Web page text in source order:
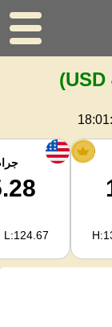
L:124.67